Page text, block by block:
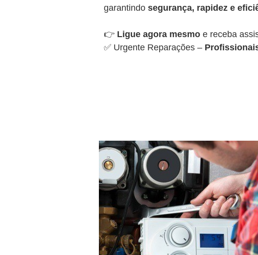
garantindo segurança, rapidez e
👉 Ligue agora mesmo e receba
✅ Urgente Reparações –